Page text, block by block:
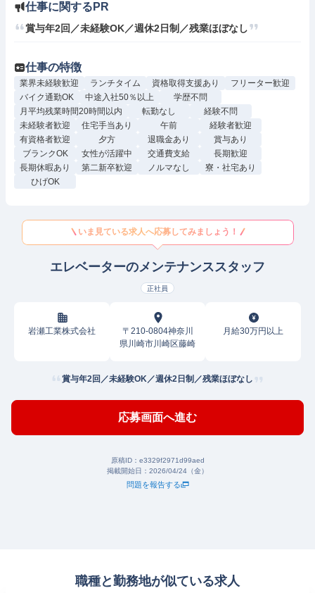
仕事に関するPR
賞与年2回／未経験OK／週休2日制／残業ほぼなし
仕事の特徴
業界未経験歓迎 ランチタイム 資格取得支援あり
フリーター歓迎
バイク通勤OK
中途入社50％以上
学歴不問
月平均残業時間20時間以内
転勤なし
経験不問
未経験者歓迎
住宅手当あり 午前
経験者歓迎
有資格者歓迎
夕方 退職金あり
賞与あり
ブランクOK
女性が活躍中 交通費支給
長期歓迎
長期休暇あり
第二新卒歓迎 ノルマなし
寮・社宅あり
ひげOK
いま見ている求人へ応募してみましょう！
エレベーターのメンテナンススタッフ
正社員
岩瀬工業株式会社
〒210-0804神奈川
県川崎市川崎区藤崎
月給30万円以上
賞与年2回／未経験OK／週休2日制／残業ほぼなし
応募画面へ進む
原稿ID： e3329f2971d99aed
掲載開始日： 2026/04/24（金）
問題を報告する
職種と勤務地が似ている求人